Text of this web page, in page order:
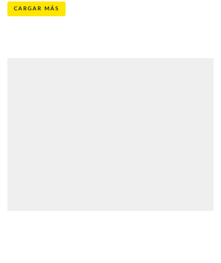
CARGAR MÁS